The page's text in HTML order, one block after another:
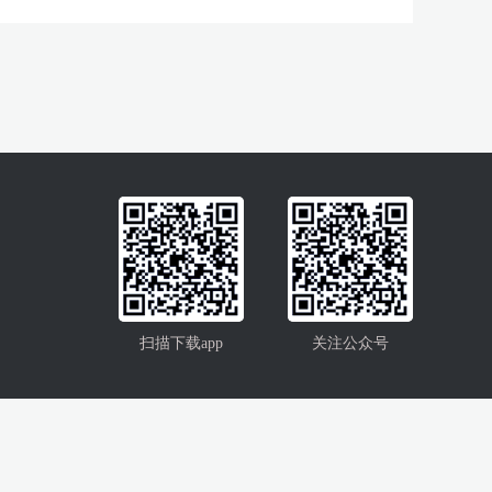
关注公众号
扫描下载app